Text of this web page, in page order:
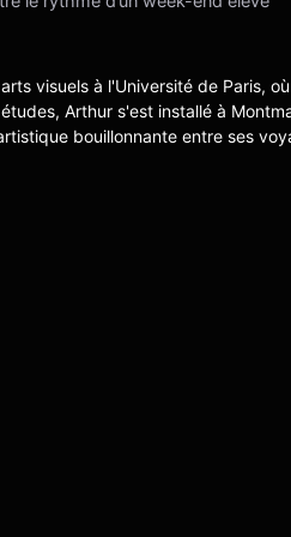
visuels à l'Université de Paris,
Arthur s'est installé à
bouillonnante entre ses